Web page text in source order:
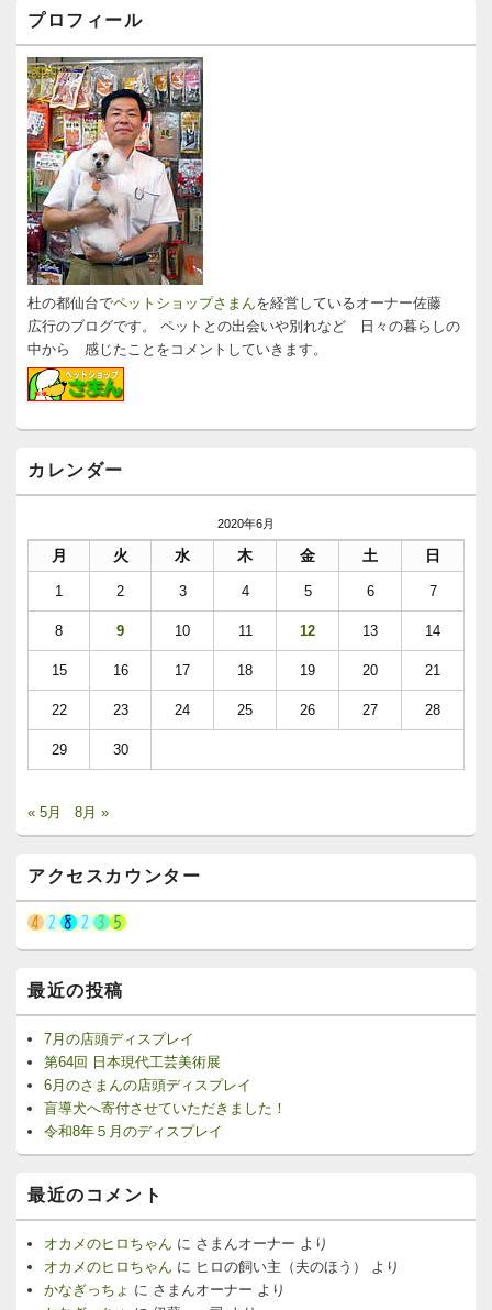
ン
サ
イ
ド
バ
ー
ウ
ィ
ジ
ェ
ッ
ト
エ
リ
ア
プロフィール
杜の都仙台でペットショップさまんを経営しているオーナー佐藤
広行のブログです。 ペットとの出会いや別れなど 日々の暮らしの
中から 感じたことをコメントしていきます。
カレンダー
2020年6月
月 火 水 木 金 土 日
1 2 3 4 5 6 7
8 9 10 11 12 13 14
15 16 17 18 19 20 21
22 23 24 25 26 27 28
29 30
« 5月 8月 »
アクセスカウンター
最近の投稿
7月の店頭ディスプレイ
第64回 日本現代工芸美術展
6月のさまんの店頭ディスプレイ
盲導犬へ寄付させていただきました！
令和8年５月のディスプレイ
最近のコメント
オカメのヒロちゃん に さまんオーナー より
オカメのヒロちゃん に ヒロの飼い主（夫のほう）
より
かなぎっちょ に さまんオーナー より